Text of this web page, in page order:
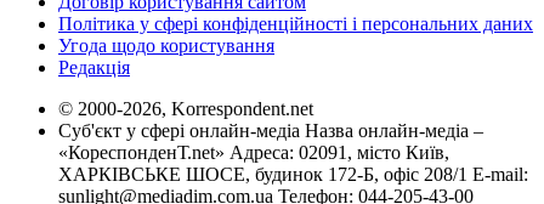
Політика у сфері конфіденційності і персональних даних
Угода щодо користування
Редакція
© 2000-2026, Korrespondent.net
Суб'єкт у сфері онлайн-медіа Назва онлайн-медіа –
«КореспонденТ.net» Адреса: 02091, місто Київ,
ХАРКІВСЬКЕ ШОСЕ, будинок 172-Б, офіс 208/1 E-mail:
sunlight@mediadim.com.ua Телефон: 044-205-43-00